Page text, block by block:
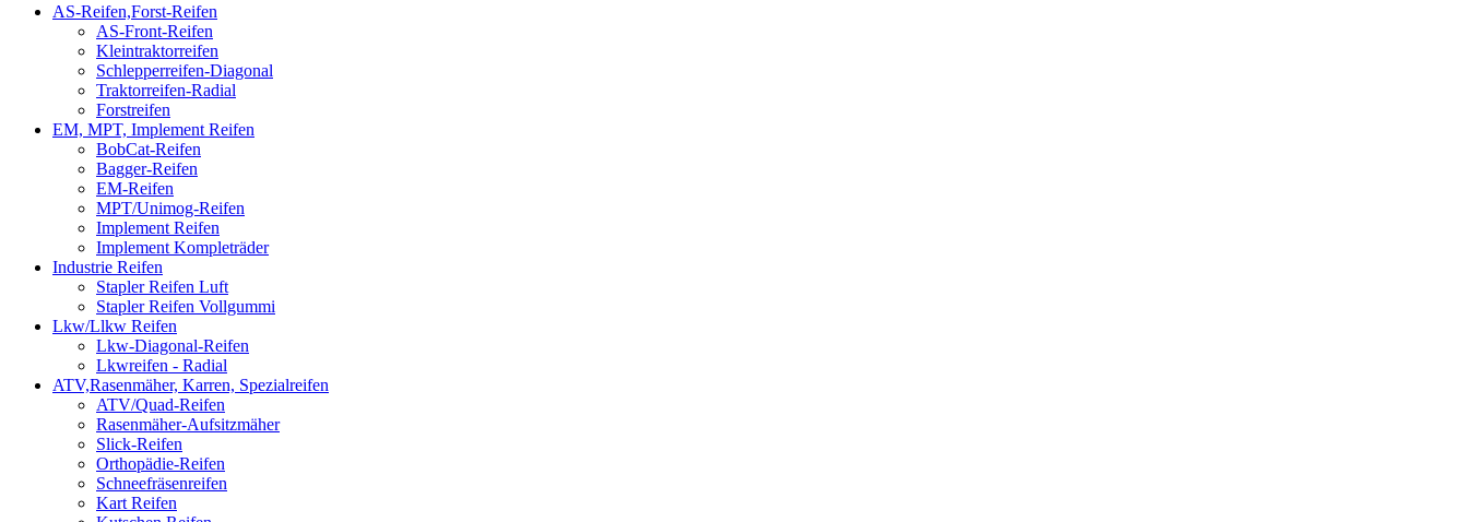
AS-Reifen,Forst-Reifen
AS-Front-Reifen
Kleintraktorreifen
Schlepperreifen-Diagonal
Traktorreifen-Radial
Forstreifen
EM, MPT, Implement Reifen
BobCat-Reifen
Bagger-Reifen
EM-Reifen
MPT/Unimog-Reifen
Implement Reifen
Implement Kompleträder
Industrie Reifen
Stapler Reifen Luft
Stapler Reifen Vollgummi
Lkw/Llkw Reifen
Lkw-Diagonal-Reifen
Lkwreifen - Radial
ATV,Rasenmäher, Karren, Spezialreifen
ATV/Quad-Reifen
Rasenmäher-Aufsitzmäher
Slick-Reifen
Orthopädie-Reifen
Schneefräsenreifen
Kart Reifen